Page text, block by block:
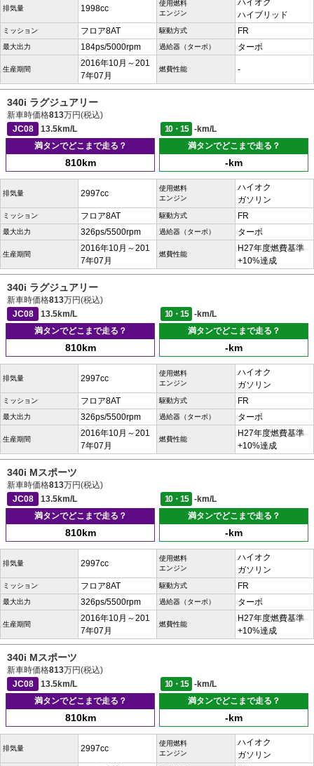
排気量 1998cc
使用燃料
エンジン
ハイオク
ハイブリッド
ミッション フロア8AT 駆動方式 FR
最大出力 184ps/5000rpm 過給器（ターボ） ターボ
生産期間
2016年10月～201
7年07月
燃費性能 -
340i ラグジュアリー
新車時価格813万円(税込)
JC08
13.5km/L 10・15
-km/L
満タンでどこまで走る？
810km
満タンでどこまで走る？
-km
排気量 2997cc
使用燃料
エンジン
ハイオク
ガソリン
ミッション フロア8AT 駆動方式 FR
最大出力 326ps/5500rpm 過給器（ターボ） ターボ
生産期間
2016年10月～201
7年07月
燃費性能
H27年度燃費基準
+10%達成
340i ラグジュアリー
新車時価格813万円(税込)
JC08
13.5km/L 10・15
-km/L
満タンでどこまで走る？
810km
満タンでどこまで走る？
-km
排気量 2997cc
使用燃料
エンジン
ハイオク
ガソリン
ミッション フロア8AT 駆動方式 FR
最大出力 326ps/5500rpm 過給器（ターボ） ターボ
生産期間
2016年10月～201
7年07月
燃費性能
H27年度燃費基準
+10%達成
340i Mスポーツ
新車時価格813万円(税込)
JC08
13.5km/L 10・15
-km/L
満タンでどこまで走る？
810km
満タンでどこまで走る？
-km
排気量 2997cc
使用燃料
エンジン
ハイオク
ガソリン
ミッション フロア8AT 駆動方式 FR
最大出力 326ps/5500rpm 過給器（ターボ） ターボ
生産期間
2016年10月～201
7年07月
燃費性能
H27年度燃費基準
+10%達成
340i Mスポーツ
新車時価格813万円(税込)
JC08
13.5km/L 10・15
-km/L
満タンでどこまで走る？
810km
満タンでどこまで走る？
-km
排気量 2997cc
使用燃料
エンジン
ハイオク
ガソリン